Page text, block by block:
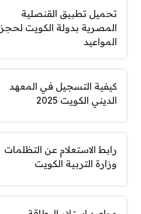
تحميل تطبيق القنصلية
المصرية بدولة الكويت لحجز
المواعيد
كيفية التسجيل في المعهد
الديني الكويت 2025
رابط الاستعلام عن التظلمات
وزارة التربية الكويت